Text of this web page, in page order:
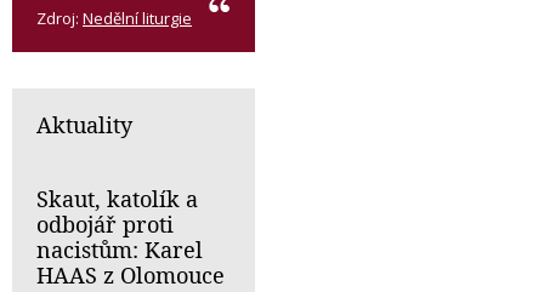
Zdroj: Nedělní liturgie
Aktuality
Skaut, katolík a
odbojář proti
nacistům: Karel
HAAS z Olomouce